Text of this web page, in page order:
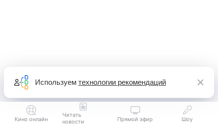
Кино онлайн
Читать
новости
Прямой эфир Шоу
Используем технологии рекомендаций